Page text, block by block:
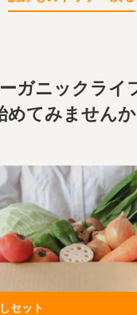
ガニックライ
めてみませんか
セット